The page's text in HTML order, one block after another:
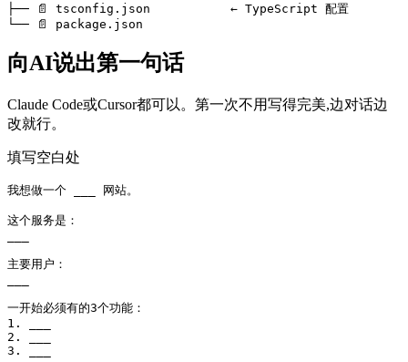
├── 📄 tsconfig.json           ← TypeScript 配置
└── 📄 package.json
向AI说出第一句话
Claude Code或Cursor都可以。第一次不用写得完美,边对话边
改就行。
填写空白处
我想做一个 ___ 网站。
这个服务是：
主要用户：
一开始必须有的3个功能：
1. ___
2. ___
3. ___